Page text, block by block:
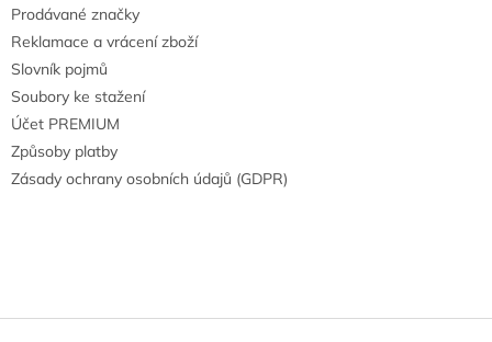
Prodávané značky
Reklamace a vrácení zboží
Slovník pojmů
Soubory ke stažení
Účet PREMIUM
Způsoby platby
Zásady ochrany osobních údajů (GDPR)